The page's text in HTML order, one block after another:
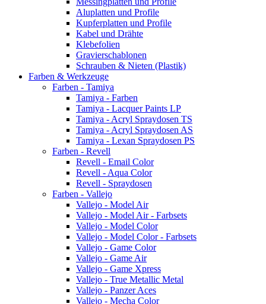
Aluplatten und Profile
Kupferplatten und Profile
Kabel und Drähte
Klebefolien
Gravierschablonen
Schrauben & Nieten (Plastik)
Farben & Werkzeuge
Farben - Tamiya
Tamiya - Farben
Tamiya - Lacquer Paints LP
Tamiya - Acryl Spraydosen TS
Tamiya - Acryl Spraydosen AS
Tamiya - Lexan Spraydosen PS
Farben - Revell
Revell - Email Color
Revell - Aqua Color
Revell - Spraydosen
Farben - Vallejo
Vallejo - Model Air
Vallejo - Model Air - Farbsets
Vallejo - Model Color
Vallejo - Model Color - Farbsets
Vallejo - Game Color
Vallejo - Game Air
Vallejo - Game Xpress
Vallejo - True Metallic Metal
Vallejo - Panzer Aces
Vallejo - Mecha Color